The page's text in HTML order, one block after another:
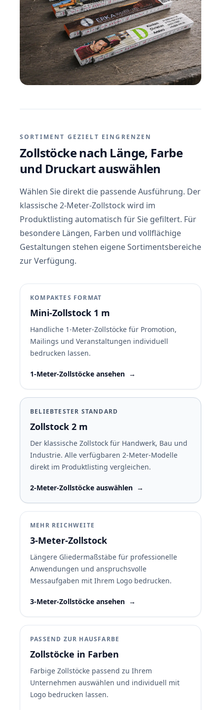
SORTIMENT GEZIELT EINGRENZEN
Zollstöcke nach Länge, Farbe
und Druckart auswählen
Wählen Sie direkt die passende Ausführung. Der
klassische 2-Meter-Zollstock wird im
Produktlisting automatisch für Sie gefiltert. Für
besondere Längen, Farben und vollflächige
Gestaltungen stehen eigene Sortimentsbereiche
zur Verfügung.
KOMPAKTES FORMAT
Mini-Zollstock 1 m
Handliche 1-Meter-Zollstöcke für Promotion,
Mailings und Veranstaltungen individuell
bedrucken lassen.
1-Meter-Zollstöcke ansehen →
BELIEBTESTER STANDARD
Zollstock 2 m
Der klassische Zollstock für Handwerk, Bau und
Industrie. Alle verfügbaren 2-Meter-Modelle
direkt im Produktlisting vergleichen.
2-Meter-Zollstöcke auswählen →
MEHR REICHWEITE
3-Meter-Zollstock
Längere Gliedermaßstäbe für professionelle
Anwendungen und anspruchsvolle
Messaufgaben mit Ihrem Logo bedrucken.
3-Meter-Zollstöcke ansehen →
PASSEND ZUR HAUSFARBE
Zollstöcke in Farben
Farbige Zollstöcke passend zu Ihrem
Unternehmen auswählen und individuell mit
Logo bedrucken lassen.